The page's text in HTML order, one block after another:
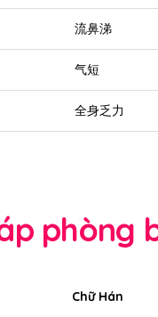
流鼻涕
气短
全身乏力
phòng
Chữ Hán